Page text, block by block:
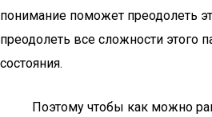
понимание поможет преодолеть
преодолеть все сложности этого
состояния.
Поэтому чтобы как можно